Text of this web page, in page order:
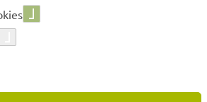
& INFOR­